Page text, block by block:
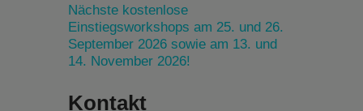
Nächste kostenlose
Einstiegsworkshops am 25. und 26.
September 2026 sowie am 13. und
14. November 2026!
Kontakt